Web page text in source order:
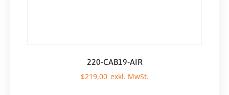
220-CAB19-AIR
$219,00